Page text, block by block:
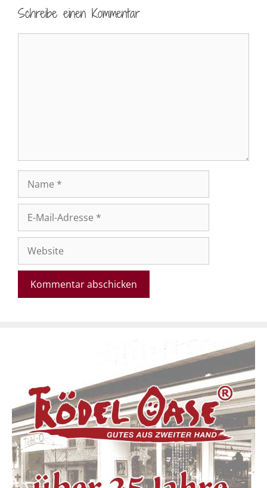
Schreibe einen Kommentar
Mail-
Adresse
Website